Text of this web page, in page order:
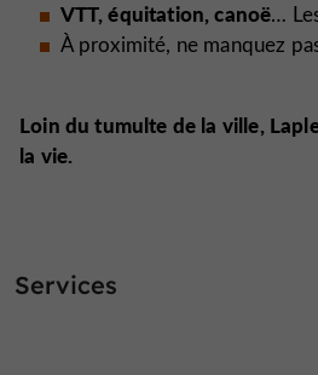
VTT, équitation, canoë…
À proximité, ne manquez
Loin du tumulte de la ville,
la vie.
Services